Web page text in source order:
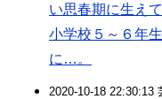
い思春期に生え
小学校５～６年
に…。
2020-10-18 22:30:13